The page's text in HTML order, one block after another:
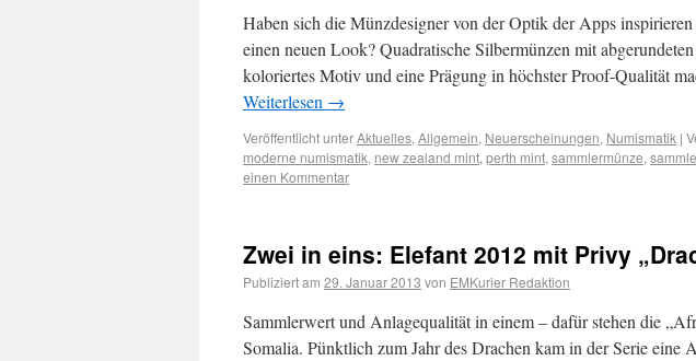
Haben sich die Münzdesigner von der Optik der Apps
einen neuen Look? Quadratische Silbermünzen mit
koloriertes Motiv und eine Prägung in höchster Proof-Qualität
Weiterlesen →
Veröffentlicht unterAktuelles, Allgemein, Neuerscheinungen, Numismatik |
moderne numismatik, new zealand mint, perth mint, sammlermünze,
einen Kommentar
Zwei in eins: Elefant 2012 mit Privy
Publiziert am 29. Januar 2013 von EMKurier Redaktion
Sammlerwert und Anlagequalität in einem – dafür stehen die
Somalia. Pünktlich zum Jahr des Drachen kam in der Serie eine